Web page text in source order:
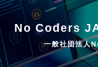
入
No Code
ノー
No Coders
一般社団法人